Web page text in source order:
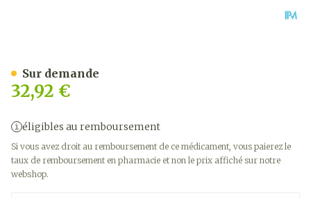
32,92 €
éligibles au remboursement
Si vous avez droit au remboursement de ce médicament, vous paierez le
taux de remboursement en pharmacie et non le prix affiché sur notre
webshop.
Sur demande